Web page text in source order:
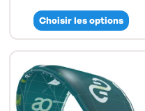
Choisir les options